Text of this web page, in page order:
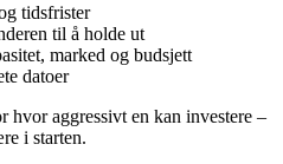
tidsfrister
til å holde ut
marked og budsjett
datoer
hvor aggressivt en kan investere –
i starten.